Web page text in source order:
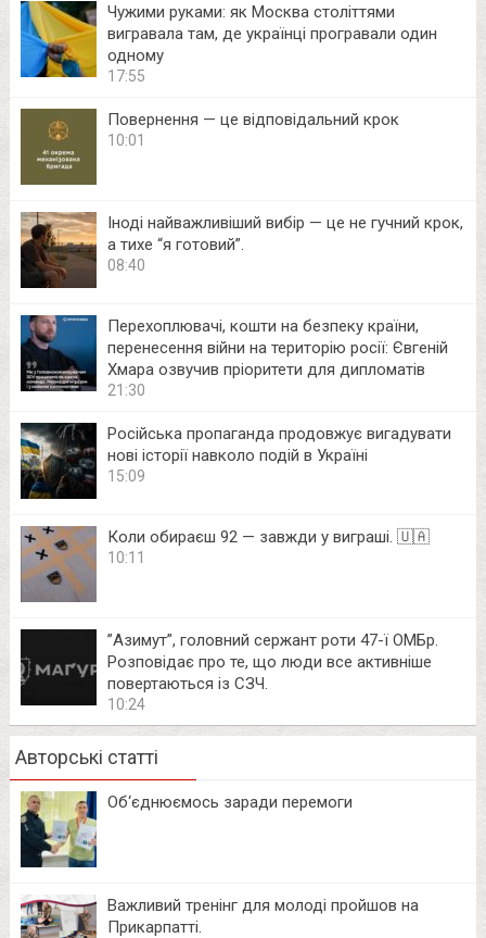
Чужими руками: як Москва століттями
вигравала там, де українці програвали один
одному
17:55
Повернення — це відповідальний крок
10:01
Іноді найважливіший вибір — це не гучний крок,
а тихе “я готовий”.
08:40
Перехоплювачі, кошти на безпеку країни,
перенесення війни на територію росії: Євгеній
Хмара озвучив пріоритети для дипломатів
21:30
Російська пропаганда продовжує вигадувати
нові історії навколо подій в Україні
15:09
Коли обираєш 92 — завжди у виграші. 🇺🇦
10:11
⁨”Азимут”, головний сержант роти 47-ї ОМБр.
Розповідає про те, що люди все активніше
повертаються із СЗЧ.
10:24
Авторські статті
Об‘єднюємось заради перемоги
Важливий тренінг для молоді пройшов на
Прикарпатті.